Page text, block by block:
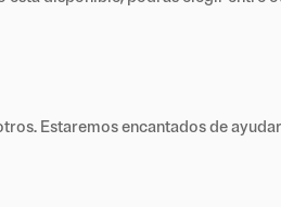
Estaremos encantados de